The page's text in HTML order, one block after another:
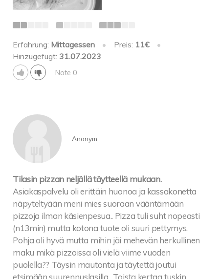
Erfahrung: Mittagessen • Preis: 11€
•
Hinzugefügt: 31.07.2023
Note 0
Anonym
Tilasin pizzan neljällä täytteellä mukaan.
Asiakaspalvelu oli erittäin huonoa ja kassakonetta
näpyteltyään meni mies suoraan vääntämään
pizzoja ilman käsienpesua.. Pizza tuli suht nopeasti
(n13min) mutta kotona tuote oli suuri pettymys.
Pohja oli hyvä mutta mihin jäi mehevän herkullinen
maku mikä pizzoissa oli vielä viime vuoden
puolella?? Täysin mautonta ja täytettä joutui